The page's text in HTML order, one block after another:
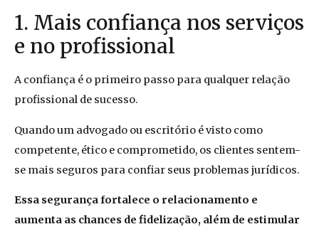
1. Mais confiança nos serviços
e no profissional
A confiança é o primeiro passo para qualquer relação
profissional de sucesso.
Quando um advogado ou escritório é visto como
competente, ético e comprometido, os clientes sentem-
se mais seguros para confiar seus problemas jurídicos.
Essa segurança fortalece o relacionamento e
aumenta as chances de fidelização, além de estimular